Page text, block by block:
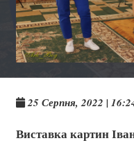
25 Серпня, 2022 |
Виставка картин